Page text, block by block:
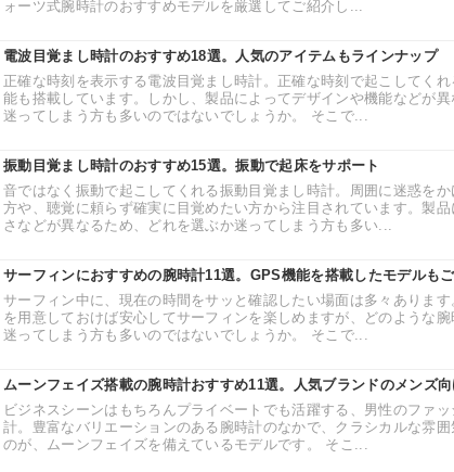
ォーツ式腕時計のおすすめモデルを厳選してご紹介し...
電波目覚まし時計のおすすめ18選。人気のアイテムもラインナップ
正確な時刻を表示する電波目覚まし時計。正確な時刻で起こしてく
能も搭載しています。しかし、製品によってデザインや機能などが
迷ってしまう方も多いのではないでしょうか。 そこで...
振動目覚まし時計のおすすめ15選。振動で起床をサポート
音ではなく振動で起こしてくれる振動目覚まし時計。周囲に迷惑を
方や、聴覚に頼らず確実に目覚めたい方から注目されています。製
さなどが異なるため、どれを選ぶか迷ってしまう方も多い...
サーフィンにおすすめの腕時計11選。GPS機能を搭載したモデルも
サーフィン中に、現在の時間をサッと確認したい場面は多々ありま
を用意しておけば安心してサーフィンを楽しめますが、どのような腕
迷ってしまう方も多いのではないでしょうか。 そこで...
ムーンフェイズ搭載の腕時計おすすめ11選。人気ブランドのメンズ
ビジネスシーンはもちろんプライベートでも活躍する、男性のファ
計。豊富なバリエーションのある腕時計のなかで、クラシカルな雰
のが、ムーンフェイズを備えているモデルです。 そこ...